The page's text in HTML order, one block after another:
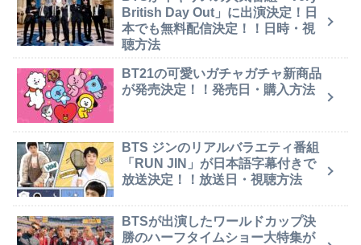
British Day Out」に出演決定！日
本でも無料配信決定！！日時・視
聴方法
BT21の可愛いガチャガチャ新商品
が発売決定！！発売日・購入方法
BTS ジンのリアルバラエティ番組
「RUN JIN」が日本語字幕付きで
放送決定！！放送日・視聴方法
BTSが出演したワールドカップ決
勝のハーフタイムショー大特集が